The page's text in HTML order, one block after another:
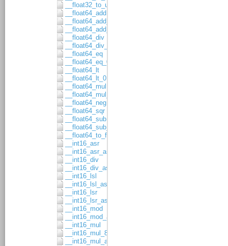
__float32_to_uint64
__float64_add
__float64_add_1
__float64_add_asgn
__float64_div
__float64_div_asgn
__float64_eq
__float64_eq_0
__float64_lt
__float64_lt_0
__float64_mul
__float64_mul_asgn
__float64_neg
__float64_sqr
__float64_sub
__float64_sub_asgn
__float64_to_float32
__int16_asr
__int16_asr_asgn
__int16_div
__int16_div_asgn
__int16_lsl
__int16_lsl_asgn
__int16_lsr
__int16_lsr_asgn
__int16_mod
__int16_mod_asgn
__int16_mul
__int16_mul_8x8
__int16_mul_asgn